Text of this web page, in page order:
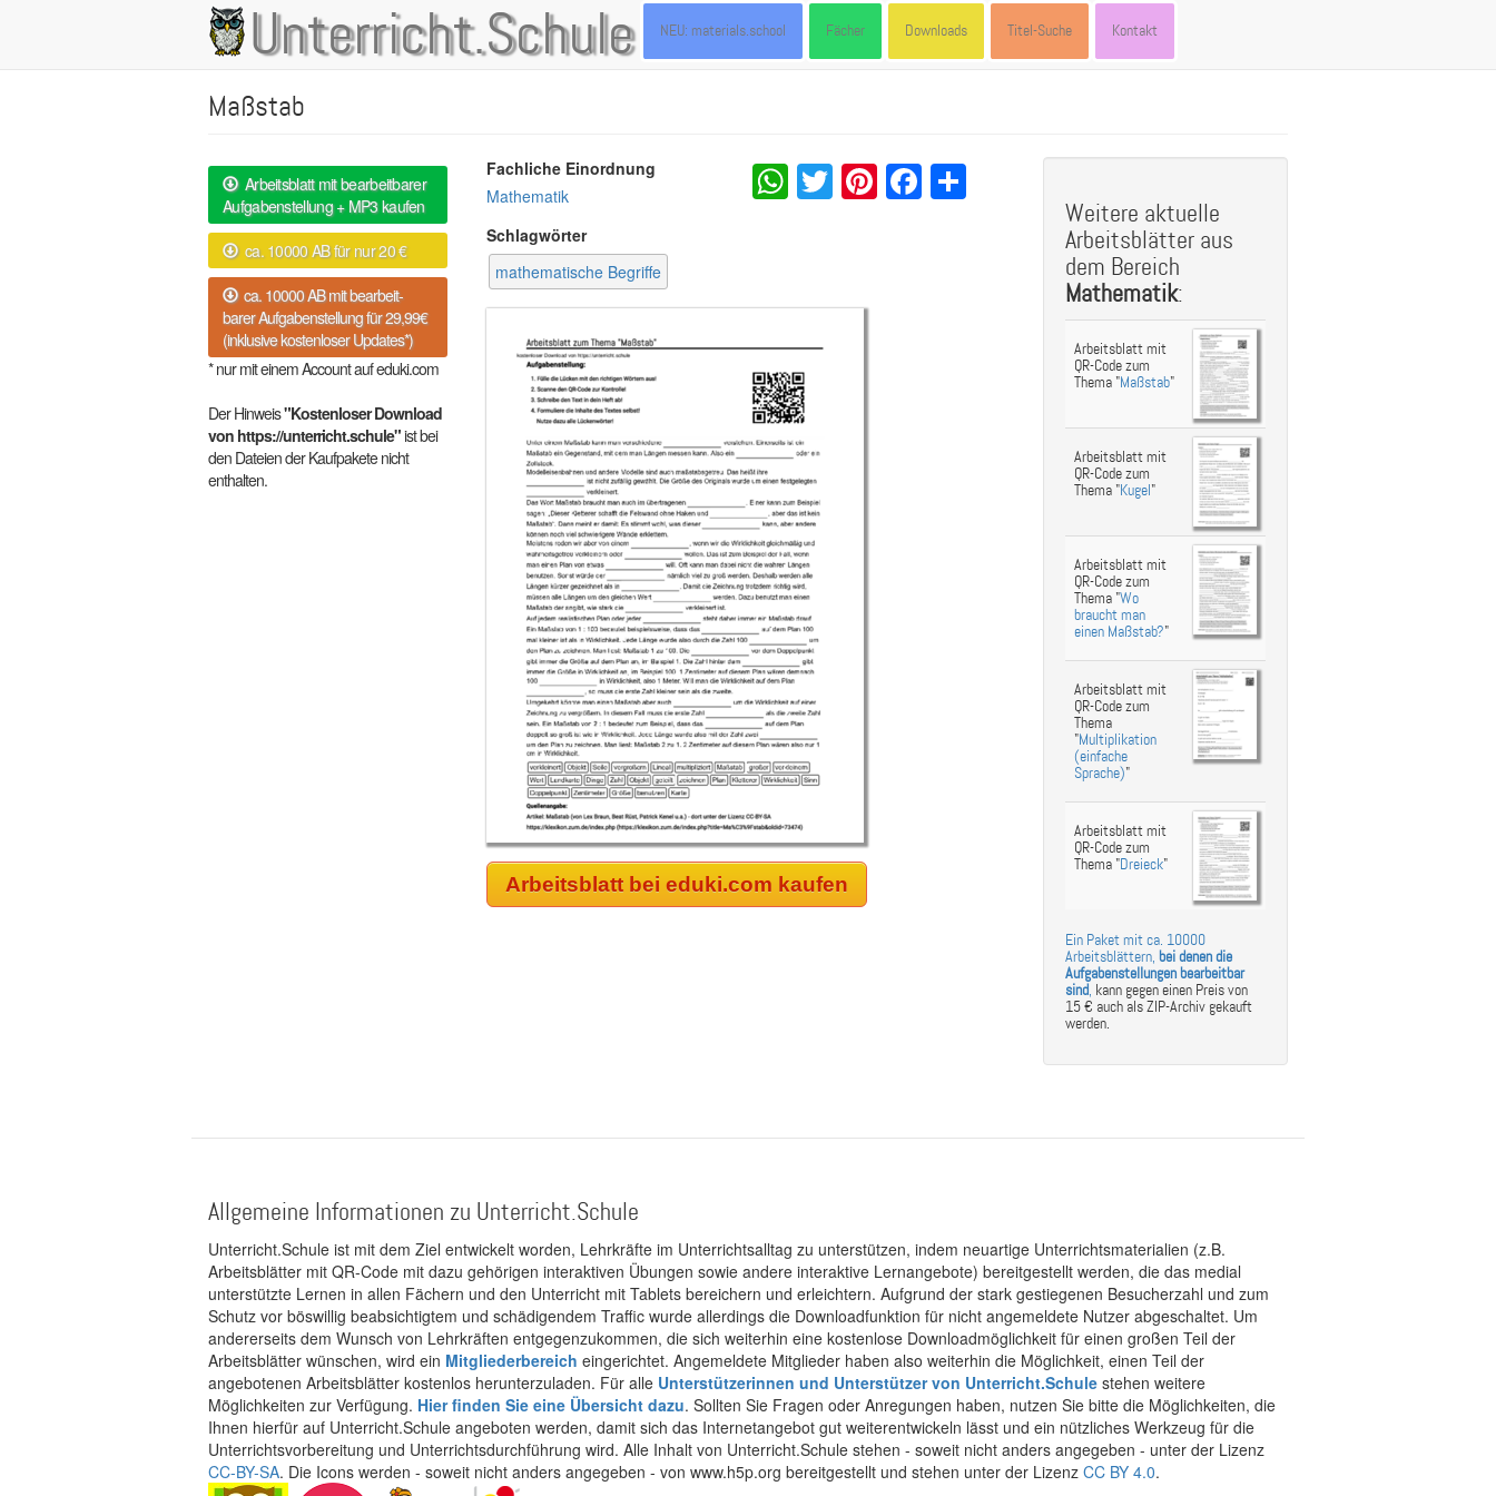
Unterricht.Schule
Main
navigation
NEU: materials.school Fächer Downloads Titel-Suche Kontakt
Maßstab
Arbeitsblatt mit bearbeitbarer
Aufgabenstellung + MP3 kaufen
ca. 10000 AB für nur 20 €
ca. 10000 AB mit bearbeit-
barer Aufgabenstellung für 29,99€
(inklusive kostenloser Updates*)
* nur mit einem Account auf eduki.com
Der Hinweis"Kostenloser Download
von https://unterricht.schule"ist bei
den Dateien der Kaufpakete nicht
enthalten.
Fachliche Einordnung
Mathematik
Schlagwörter
mathematische Begriffe
WhatsApp
Twitter
Pinterest
Facebook
Share
Arbeitsblatt bei eduki.com kaufen
Weitere aktuelle
Arbeitsblätter aus
dem Bereich
Mathematik:
Arbeitsblatt mit
QR-Code zum
Thema "Maßstab"
Arbeitsblatt mit
QR-Code zum
Thema "Kugel"
Arbeitsblatt mit
QR-Code zum
Thema "Wo
braucht man
einen Maßstab?"
Arbeitsblatt mit
QR-Code zum
Thema
"Multiplikation
(einfache
Sprache)"
Arbeitsblatt mit
QR-Code zum
Thema "Dreieck"
Ein Paket mit ca. 10000
Arbeitsblättern, bei denen die
Aufgabenstellungen bearbeitbar
sind, kann gegen einen Preis von
15 € auch als ZIP-Archiv gekauft
werden.
Allgemeine Informationen zu Unterricht.Schule
Unterricht.Schule ist mit dem Ziel entwickelt worden, Lehrkräfte im Unterrichtsalltag zu unterstützen, indem neuartige Unterrichtsmaterialien (z.B.
Arbeitsblätter mit QR-Code mit dazu gehörigen interaktiven Übungen sowie andere interaktive Lernangebote) bereitgestellt werden, die das medial
unterstützte Lernen in allen Fächern und den Unterricht mit Tablets bereichern und erleichtern. Aufgrund der stark gestiegenen Besucherzahl und zum
Schutz vor böswillig beabsichtigtem und schädigendem Traffic wurde allerdings die Downloadfunktion für nicht angemeldete Nutzer abgeschaltet. Um
andererseits dem Wunsch von Lehrkräften entgegenzukommen, die sich weiterhin eine kostenlose Downloadmöglichkeit für einen großen Teil der
Arbeitsblätter wünschen, wird ein Mitgliederbereich eingerichtet. Angemeldete Mitglieder haben also weiterhin die Möglichkeit, einen Teil der
angebotenen Arbeitsblätter kostenlos herunterzuladen. Für alle Unterstützerinnen und Unterstützer von Unterricht.Schule stehen weitere
Möglichkeiten zur Verfügung. Hier finden Sie eine Übersicht dazu. Sollten Sie Fragen oder Anregungen haben, nutzen Sie bitte die Möglichkeiten, die
Ihnen hierfür auf Unterricht.Schule angeboten werden, damit sich das Internetangebot gut weiterentwickeln lässt und ein nützliches Werkzeug für die
Unterrichtsvorbereitung und Unterrichtsdurchführung wird. Alle Inhalt von Unterricht.Schule stehen - soweit nicht anders angegeben - unter der Lizenz
CC-BY-SA. Die Icons werden - soweit nicht anders angegeben - von www.h5p.org bereitgestellt und stehen unter der Lizenz CC BY 4.0.